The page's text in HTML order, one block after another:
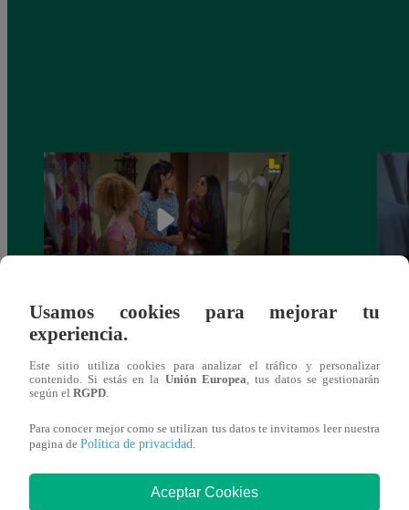
Valentina Valiente capítulo 44: Kathy y
Jenny atan cabos sobre la relación entre
Elsa y Wilfredo!
También te puede
Usamos cookies para mejorar tu
experiencia.
Este sitio utiliza cookies para analizar el tráfico y personalizar
contenido. Si estás en la Unión Europea , tus datos se gestionarán
según el RGPD
Para conocer mejor como se utilizan tus datos te invitamos leer nuestra
pagina de Política de privacidad
Aceptar Cookies